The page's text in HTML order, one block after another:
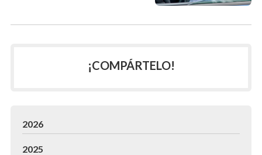
¡COMPÁRTELO!
2026
2025